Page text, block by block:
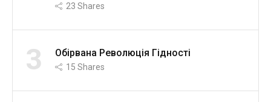
23 Shares
3 Обірвана Революція Гідності
15 Shares